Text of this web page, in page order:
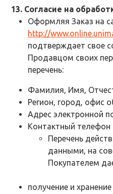
13. Согласие на
Оформляя Заказ на
http://
подтверждает свое
Продавцом своих
перечень:
Фамилия, Имя,
Регион, город, офис
Адрес электронной
Контактный телефон
Перечень
данными, на
Покупателем
получение и